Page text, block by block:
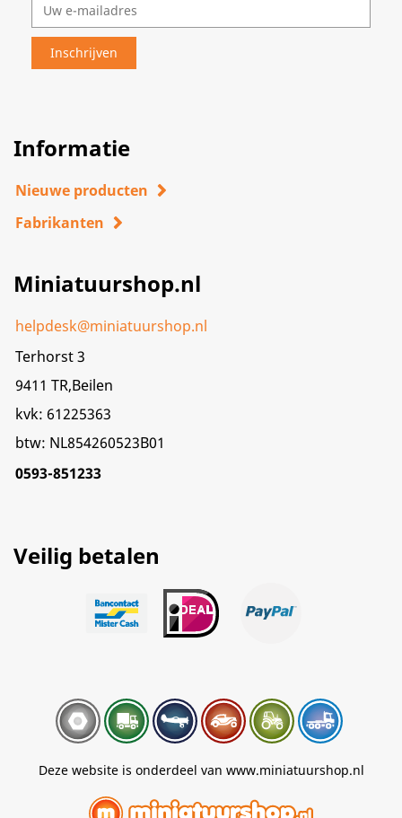
Informatie
Nieuwe producten
Fabrikanten
Miniatuurshop.nl
helpdesk@miniatuurshop.nl
Terhorst 3
9411 TR,Beilen
kvk: 61225363
btw: NL854260523B01
0593-851233
Veilig betalen
Deze website is onderdeel van www.miniatuurshop.nl